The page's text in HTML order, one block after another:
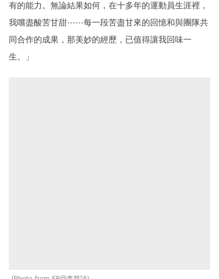
有的能力。無論結果如何，在十多年的運動員生涯裡，
我嚐盡酸苦甘甜⋯⋯每一段苦盡甘來的回憶和與團隊共
同合作的成果，那美妙的經歷，已值得讓我回味一
生。」